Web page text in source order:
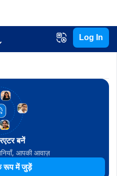
Log In
बनें
आपकी आवाज़
रूप में जुड़ें